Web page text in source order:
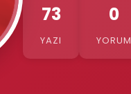
73
YAZI
0
YORUM